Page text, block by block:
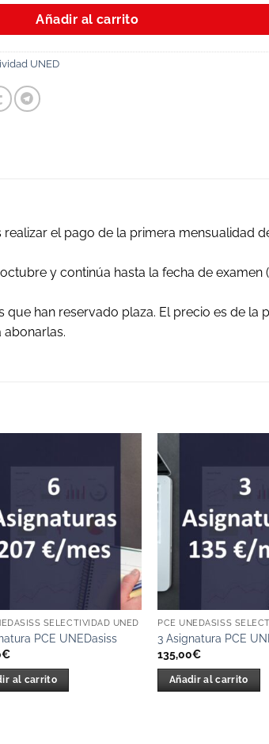
Añadir al carrito
UNED
el pago de la primera mensualidad
y continúa hasta la fecha de examen
han reservado plaza. El precio es de la
SELECTIVIDAD UNED
PCE UNEDasiss
€
al carrito
PCE UNEDASISS
3 Asignatura PCE
135,00€
Añadir al carrito